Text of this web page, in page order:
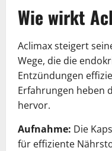
Wie wirkt
Aclimax steigert
Wege, die die
Entzündungen
Erfahrungen heben
hervor.
Aufnahme: Die
für effiziente